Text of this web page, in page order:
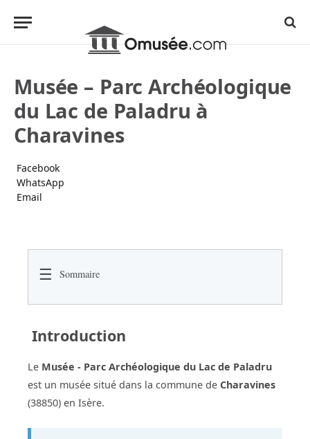
Musée – Parc Archéologique
du Lac de Paladru à
Charavines
Facebook
WhatsApp
Email
☰ Sommaire
Introduction
Le Musée - Parc Archéologique du Lac de Paladru
est un musée situé dans la commune de Charavines
(38850) en Isère.